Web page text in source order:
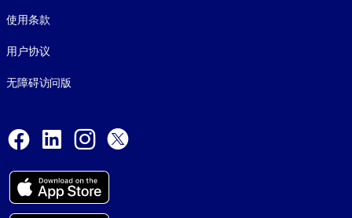
使用条款
用户协议
无障碍访问版
Facebook
LinkedInInstagram